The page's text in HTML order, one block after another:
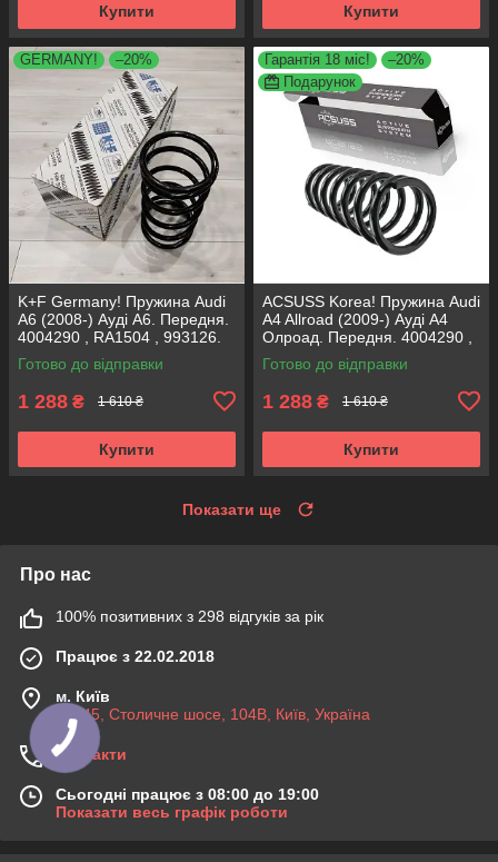
Купити Купити
GERMANY! –20%
K+F Germany! Пружина Audi
A6 (2008-) Ауді А6. Передня.
4004290 , RA1504 , 993126.
К+Ф Німеччина
Готово до відправки
1 288 ₴ 1 610 ₴
Купити
Гарантія 18 міс!
–20%
Подарунок
ACSUSS Korea! Пружина Audi
A4 Allroad (2009-) Ауді А4
Олроад. Передня. 4004290 ,
RA1504 , 993126. Аксусс
Корея
Готово до відправки
1 288 ₴ 1 610 ₴
Купити
Показати ще
Про нас
100% позитивних з 298 відгуків за рік
Працює з 22.02.2018
м. Київ
03045, Столичне шосе, 104B, Київ, Україна
Контакти
Сьогодні працює з 08:00 до 19:00
Показати весь графік роботи